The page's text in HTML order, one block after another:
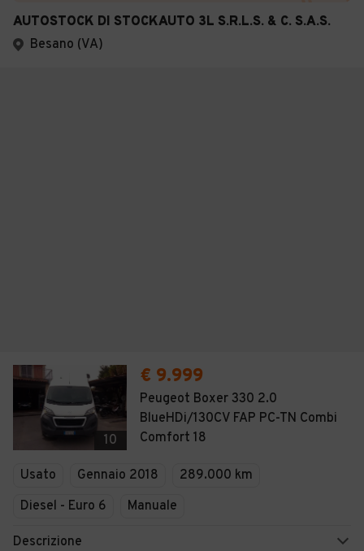
AUTOSTOCK DI STOCKAUTO 3L S.R.L.S. & C. S.A.S.
Besano (VA)
10
€ 9.999
Peugeot Boxer 330 2.0
BlueHDi/130CV FAP PC-TN Combi
Comfort 18
Usato Gennaio 2018
289.000 km
Diesel - Euro 6
Manuale
Descrizione